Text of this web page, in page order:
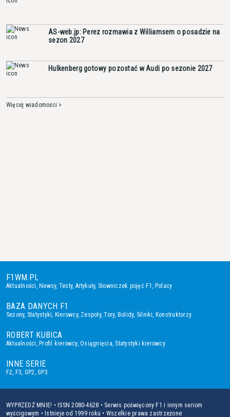
AS-web.jp: Perez rozmawia z Williamsem o posadzie na
sezon 2027
Hulkenberg gotowy pozostać w Audi po sezonie 2027
Więcej wiadomości >
F1WM.PL
Aktualności, Newsy, Testy, Artykuły, Słowniczek pojęć F1, Polacy
BAZA DANYCH F1
Sezony, Statystyki, Kierowcy, Zespoły,Tory, Bolidy, Silniki, Konstruktorzy
ROBERT KUBICA
Aktualności, Profil kierowcy,Osiągnięcia, Statystyki kierowcy
INNE SERIE
F2, F3, GP2,GP3
WYPRZEDŹ MNIE! • ISSN 2080-4628 • Serwis poświęcony F1 i innym seriom
wyścigowym • Istnieje od 1999 roku • Wszelkie prawa zastrzeżone